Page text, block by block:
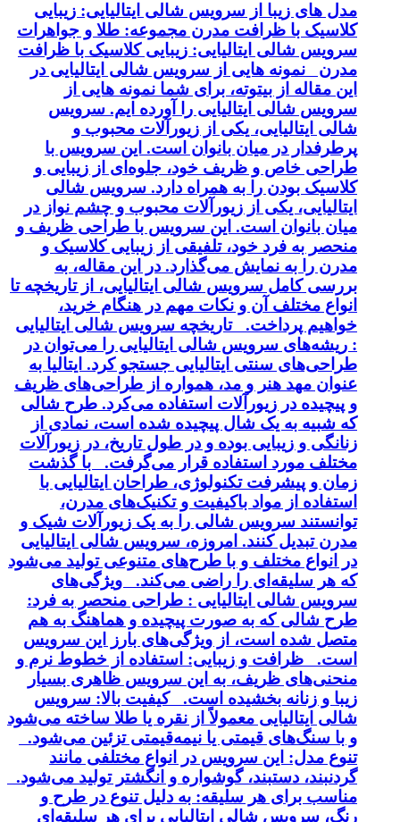
مدل های زیبا از سرویس شالی ایتالیایی: زیبایی
کلاسیک با ظرافت مدرن مجموعه: طلا و جواهرات
سرویس شالی ایتالیایی: زیبایی کلاسیک با ظرافت
مدرن نمونه هایی از سرویس شالی ایتالیایی در
این مقاله از بیتوته، برای شما نمونه هایی از
سرویس شالی ایتالیایی را آورده ایم. سرویس
شالی ایتالیایی، یکی از زیورآلات محبوب و
پرطرفدار در میان بانوان است. این سرویس با
طراحی خاص و ظریف خود، جلوه‌ای از زیبایی و
کلاسیک بودن را به همراه دارد. سرویس شالی
ایتالیایی، یکی از زیورآلات محبوب و چشم نواز در
میان بانوان است. این سرویس با طراحی ظریف و
منحصر به فرد خود، تلفیقی از زیبایی کلاسیک و
مدرن را به نمایش می‌گذارد. در این مقاله، به
بررسی کامل سرویس شالی ایتالیایی، از تاریخچه تا
انواع مختلف آن و نکات مهم در هنگام خرید،
خواهیم پرداخت. تاریخچه سرویس شالی ایتالیایی
: ریشه‌های سرویس شالی ایتالیایی را می‌توان در
طراحی‌های سنتی ایتالیایی جستجو کرد. ایتالیا به
عنوان مهد هنر و مد، همواره از طراحی‌های ظریف
و پیچیده در زیورآلات استفاده می‌کرد. طرح شالی
که شبیه به یک شال پیچیده شده است، نمادی از
زنانگی و زیبایی بوده و در طول تاریخ، در زیورآلات
مختلف مورد استفاده قرار می‌گرفت. با گذشت
زمان و پیشرفت تکنولوژی، طراحان ایتالیایی با
استفاده از مواد باکیفیت و تکنیک‌های مدرن،
توانستند سرویس شالی را به یک زیورآلات شیک و
مدرن تبدیل کنند. امروزه، سرویس شالی ایتالیایی
در انواع مختلف و با طرح‌های متنوعی تولید می‌شود
که هر سلیقه‌ای را راضی می‌کند. ویژگی‌های
سرویس شالی ایتالیایی : طراحی منحصر به فرد:
طرح شالی که به صورت پیچیده و هماهنگ به هم
متصل شده است، از ویژگی‌های بارز این سرویس
است. ظرافت و زیبایی: استفاده از خطوط نرم و
منحنی‌های ظریف، به این سرویس ظاهری بسیار
زیبا و زنانه بخشیده است. کیفیت بالا: سرویس
شالی ایتالیایی معمولاً از نقره یا طلا ساخته می‌شود
و با سنگ‌های قیمتی یا نیمه‌قیمتی تزئین می‌شود.
تنوع مدل: این سرویس در انواع مختلفی مانند
گردنبند، دستبند، گوشواره و انگشتر تولید می‌شود.
مناسب برای هر سلیقه: به دلیل تنوع در طرح و
رنگ، سرویس شالی ایتالیایی برای هر سلیقه‌ای